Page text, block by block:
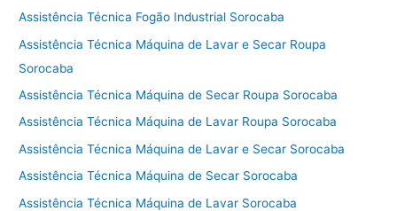
Assistência Técnica Fogão Industrial Sorocaba
Assistência Técnica Máquina de Lavar e Secar Roupa
Sorocaba
Assistência Técnica Máquina de Secar Roupa Sorocaba
Assistência Técnica Máquina de Lavar Roupa Sorocaba
Assistência Técnica Máquina de Lavar e Secar Sorocaba
Assistência Técnica Máquina de Secar Sorocaba
Assistência Técnica Máquina de Lavar Sorocaba